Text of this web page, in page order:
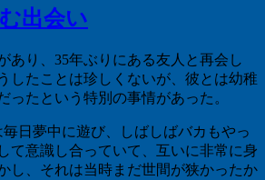
出会い
あり、 35年ぶりにある友人と再会し
したことは珍しくないが、彼とは幼稚
ったという特別の事情があった。
毎日夢中に遊び、しばしばバカもやっ
て意識し合っていて、互いに非常に身
し、それは当時まだ世間が狭かったか